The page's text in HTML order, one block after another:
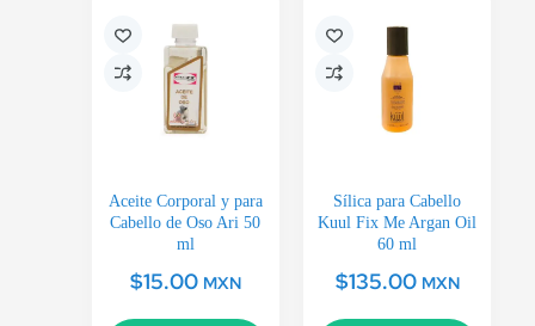
Aceite Corporal y para
Cabello de Oso Ari 50
ml
$15.00 MXN
Sílica para Cabello
Kuul Fix Me Argan Oil
60 ml
$135.00 MXN